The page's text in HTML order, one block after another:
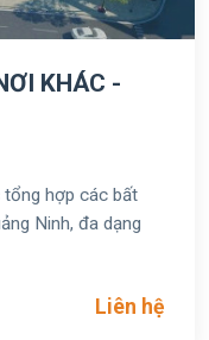
KHÁC -
tổng hợp các bất
Ninh, đa dạng
Liên hệ